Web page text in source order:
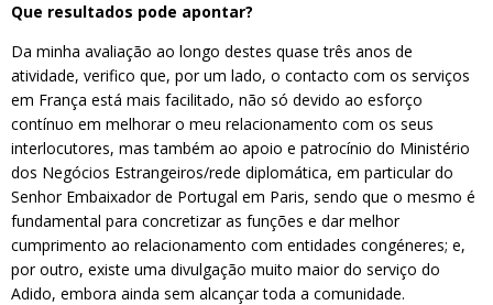
Que resultados pode apontar?
Da minha avaliação ao longo destes quase três anos de
atividade, verifico que, por um lado, o contacto com os serviços
em França está mais facilitado, não só devido ao esforço
contínuo em melhorar o meu relacionamento com os seus
interlocutores, mas também ao apoio e patrocínio do Ministério
dos Negócios Estrangeiros/rede diplomática, em particular do
Senhor Embaixador de Portugal em Paris, sendo que o mesmo é
fundamental para concretizar as funções e dar melhor
cumprimento ao relacionamento com entidades congéneres; e,
por outro, existe uma divulgação muito maior do serviço do
Adido, embora ainda sem alcançar toda a comunidade.